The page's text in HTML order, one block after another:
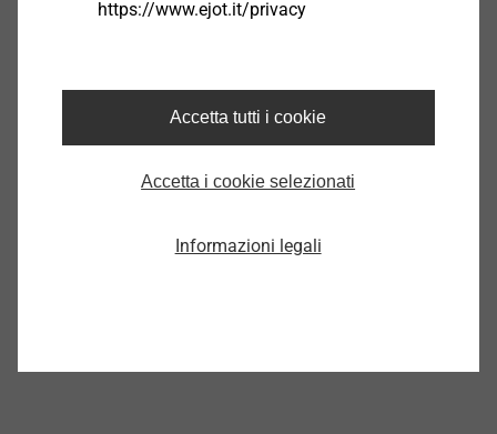
and Rubber 16. - 23. Ottobre
Scopri l'evento
https://www.ejot.it/privacy
Accetta tutti i cookie
Accetta i cookie selezionati
Informazioni legali